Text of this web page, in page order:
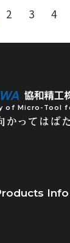
2 3 4
of Micro-Tool
Info